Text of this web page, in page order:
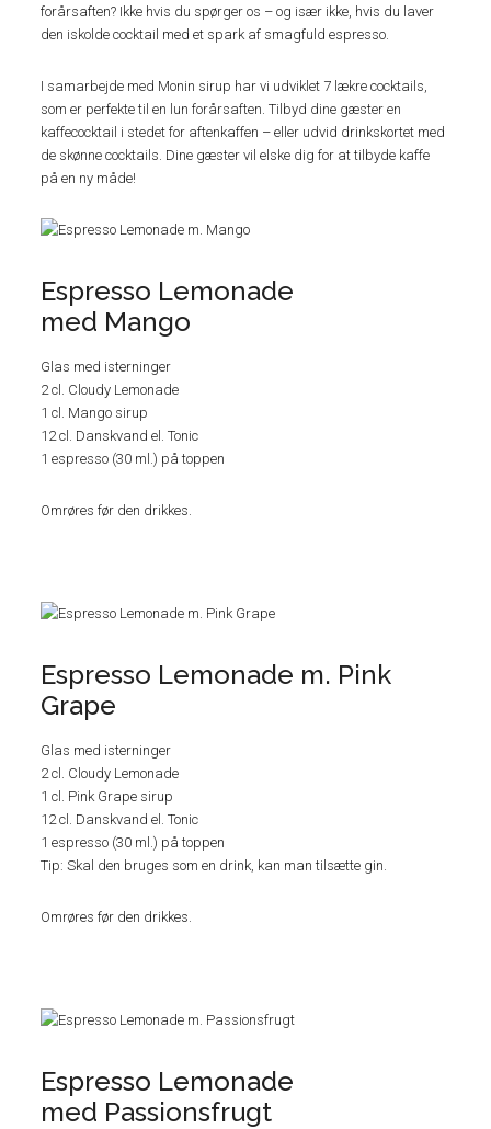
forårsaften? Ikke hvis du spørger os – og især ikke, hvis du laver
den iskolde cocktail med et spark af smagfuld espresso.
I samarbejde med Monin sirup har vi udviklet 7 lækre cocktails,
som er perfekte til en lun forårsaften. Tilbyd dine gæster en
kaffecocktail i stedet for aftenkaffen – eller udvid drinkskortet med
de skønne cocktails. Dine gæster vil elske dig for at tilbyde kaffe
på en ny måde!
Espresso Lemonade
med Mango
Glas med isterninger
2 cl. Cloudy Lemonade
1 cl. Mango sirup
12 cl. Danskvand el. Tonic
1 espresso (30 ml.) på toppen
Omrøres før den drikkes.
Espresso Lemonade m. Pink
Grape
Glas med isterninger
2 cl. Cloudy Lemonade
1 cl. Pink Grape sirup
12 cl. Danskvand el. Tonic
1 espresso (30 ml.) på toppen
Tip: Skal den bruges som en drink, kan man tilsætte gin.
Omrøres før den drikkes.
Espresso Lemonade
med Passionsfrugt